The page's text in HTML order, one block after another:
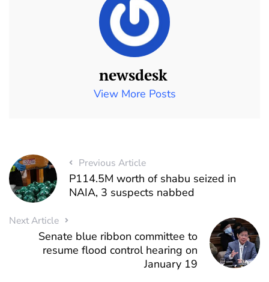
newsdesk
View More Posts
Previous Article
P114.5M worth of shabu seized in
NAIA, 3 suspects nabbed
Next Article
Senate blue ribbon committee to
resume flood control hearing on
January 19